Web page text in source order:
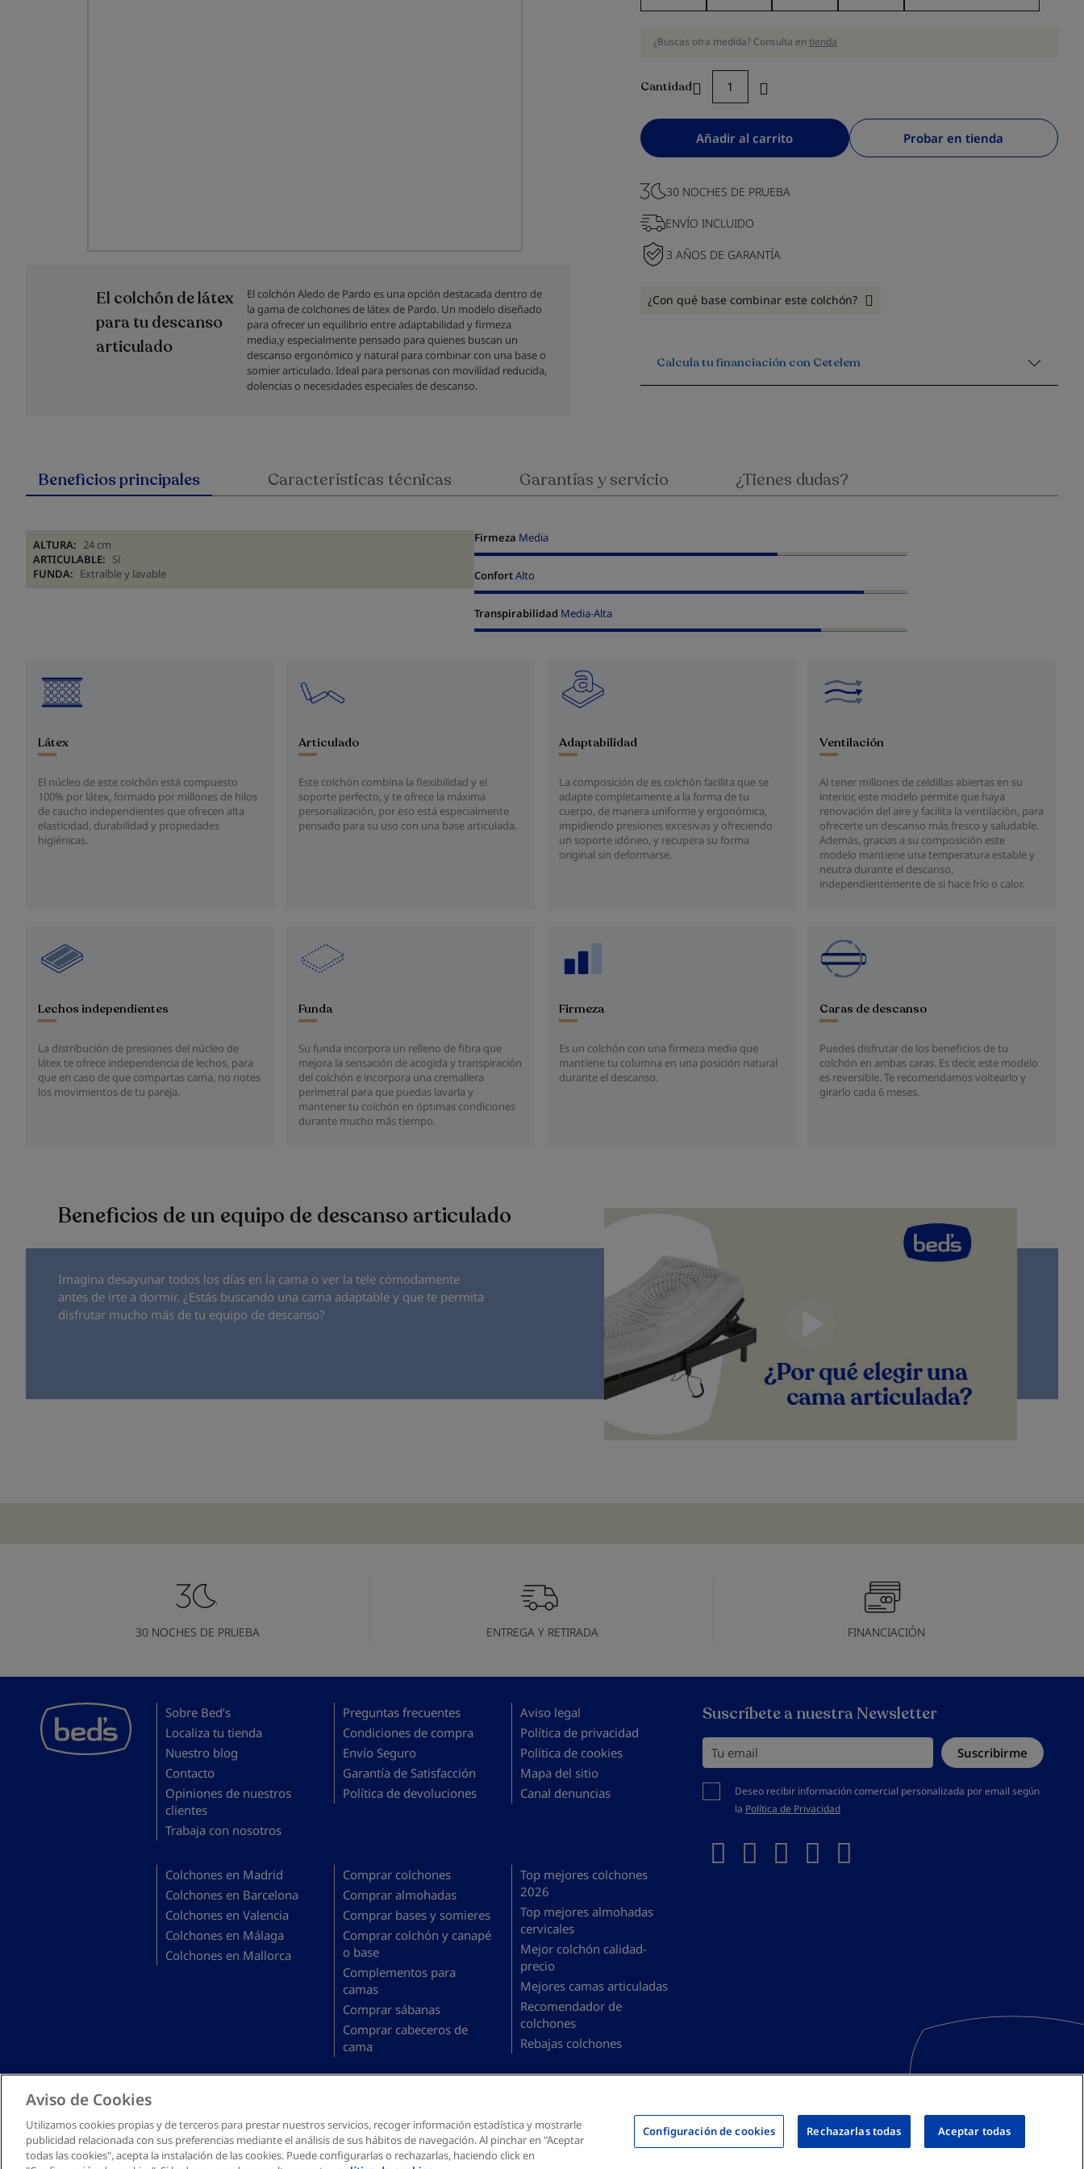
¿Buscas otra medida? Consulta en tienda
Cantidad
Añadir al carrito Probar en tienda
30 NOCHES DE PRUEBA
ENVÍO INCLUIDO
3 AÑOS DE GARANTÍA
¿Con qué base combinar este colchón?
Calcula tu financiación con Cetelem
El colchón de látex
para tu descanso
articulado
El colchón Aledo de Pardo es una opción destacada dentro de
la gama de colchones de látex de Pardo. Un modelo diseñado
para ofrecer un equilibrio entre adaptabilidad y firmeza
media,y especialmente pensado para quienes buscan un
descanso ergonómico y natural para combinar con una base o
somier articulado. Ideal para personas con movilidad reducida,
dolencias o necesidades especiales de descanso.
Beneficios principales
ALTURA: 24 cm
ARTICULABLE: Sí
FUNDA: Extraíble y lavable
Firmeza Media
ConfortAlto
Transpirabilidad Media-Alta
Látex
El núcleo de este colchón está compuesto
100% por látex, formado por millones de hilos
de caucho independientes que ofrecen alta
elasticidad, durabilidad y propiedades
higiénicas.
Articulado
Este colchón combina la flexibilidad y el
soporte perfecto, y te ofrece la máxima
personalización, por eso está especialmente
pensado para su uso con una base articulada.
Adaptabilidad
La composición de es colchón facilita que se
adapte completamente a la forma de tu
cuerpo, de manera uniforme y ergonómica,
impidiendo presiones excesivas y ofreciendo
un soporte idóneo, y recupera su forma
original sin deformarse.
Ventilación
Al tener millones de celdillas abiertas en su
interior, este modelo permite que haya
renovación del aire y facilita la ventilación, para
ofrecerte un descanso más fresco y saludable.
Además, gracias a su composición este
modelo mantiene una temperatura estable y
neutra durante el descanso,
independientemente de si hace frío o calor.
Lechos independientes
La distribución de presiones del núcleo de
látex te ofrece independencia de lechos, para
que en caso de que compartas cama, no notes
los movimientos de tu pareja.
Funda
Su funda incorpora un relleno de fibra que
mejora la sensación de acogida y transpiración
del colchón e incorpora una cremallera
perimetral para que puedas lavarla y
mantener tu colchón en óptimas condiciones
durante mucho más tiempo.
Firmeza
Es un colchón con una firmeza media que
mantiene tu columna en una posición natural
durante el descanso.
Caras de descanso
Puedes disfrutar de los beneficios de tu
colchón en ambas caras. Es decir, este modelo
es reversible. Te recomendamos voltearlo y
girarlo cada 6 meses.
Características técnicas Garantías y servicio ¿Tienes dudas?
Beneficios de un equipo de descanso articulado
Imagina desayunar todos los días en la cama o ver la tele cómodamente
antes de irte a dormir. ¿Estás buscando una cama adaptable y que te permita
disfrutar mucho más de tu equipo de descanso?
30 NOCHES DE PRUEBA ENTREGA Y RETIRADA FINANCIACIÓN
Sobre Bed’s
Localiza tu tienda
Nuestro blog
Contacto
Opiniones de nuestros
clientes
Trabaja con nosotros
Preguntas frecuentes
Condiciones de compra
Envío Seguro
Garantía de Satisfacción
Política de devoluciones
Aviso legal
Política de privacidad
Política de cookies
Mapa del sitio
Canal denuncias
Colchones en Madrid
Colchones en Barcelona
Colchones en Valencia
Colchones en Málaga
Colchones en Mallorca
Comprar colchones
Comprar almohadas
Comprar bases y somieres
Comprar colchón y canapé
o base
Complementos para
camas
Comprar sábanas
Comprar cabeceros de
cama
Top mejores colchones
2026
Top mejores almohadas
cervicales
Mejor colchón calidad-
precio
Mejores camas articuladas
Recomendador de
colchones
Rebajas colchones
Suscríbete a nuestra Newsletter
Tu email Suscribirme
Debes aceptar la política de privacidad
Deseo recibir información comercial personalizada por email según
la Política de Privacidad
Aviso de Cookies
Utilizamos cookies propias y de terceros para prestar nuestros servicios, recoger información estadística y mostrarle
publicidad relacionada con sus preferencias mediante el análisis de sus hábitos de navegación. Al pinchar en "Aceptar
todas las cookies", acepta la instalación de las cookies. Puede configurarlas o rechazarlas, haciendo click en
Configuración de cookies Rechazarlas todas Aceptar todas